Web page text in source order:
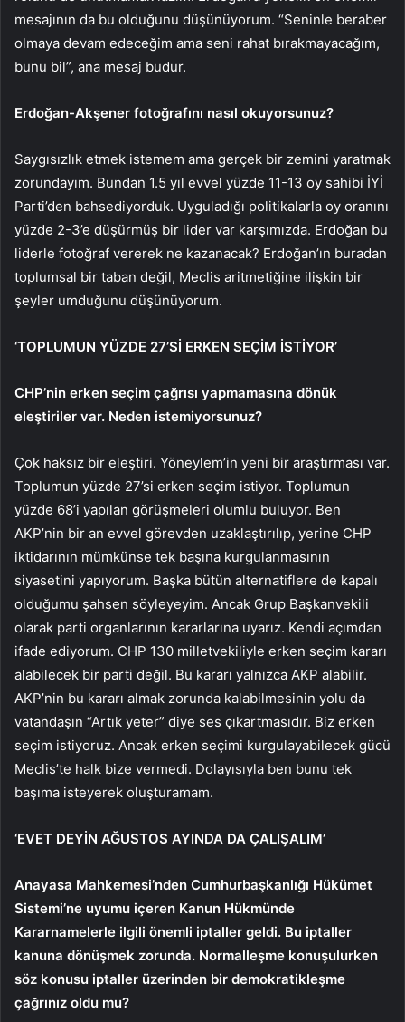
mesajının da bu olduğunu düşünüyorum. “Seninle beraber
olmaya devam edeceğim ama seni rahat bırakmayacağım,
bunu bil”, ana mesaj budur.
Erdoğan-Akşener fotoğrafını nasıl okuyorsunuz?
Saygısızlık etmek istemem ama gerçek bir zemini yaratmak
zorundayım. Bundan 1.5 yıl evvel yüzde 11-13 oy sahibi İYİ
Parti’den bahsediyorduk. Uyguladığı politikalarla oy oranını
yüzde 2-3’e düşürmüş bir lider var karşımızda. Erdoğan bu
liderle fotoğraf vererek ne kazanacak? Erdoğan’ın buradan
toplumsal bir taban değil, Meclis aritmetiğine ilişkin bir
şeyler umduğunu düşünüyorum.
‘TOPLUMUN YÜZDE 27’Sİ ERKEN SEÇİM İSTİYOR’
CHP’nin erken seçim çağrısı yapmamasına dönük
eleştiriler var. Neden istemiyorsunuz?
Çok haksız bir eleştiri. Yöneylem’in yeni bir araştırması var.
Toplumun yüzde 27’si erken seçim istiyor. Toplumun
yüzde 68’i yapılan görüşmeleri olumlu buluyor. Ben
AKP’nin bir an evvel görevden uzaklaştırılıp, yerine CHP
iktidarının mümkünse tek başına kurgulanmasının
siyasetini yapıyorum. Başka bütün alternatiflere de kapalı
olduğumu şahsen söyleyeyim. Ancak Grup Başkanvekili
olarak parti organlarının kararlarına uyarız. Kendi açımdan
ifade ediyorum. CHP 130 milletvekiliyle erken seçim kararı
alabilecek bir parti değil. Bu kararı yalnızca AKP alabilir.
AKP’nin bu kararı almak zorunda kalabilmesinin yolu da
vatandaşın “Artık yeter” diye ses çıkartmasıdır. Biz erken
seçim istiyoruz. Ancak erken seçimi kurgulayabilecek gücü
Meclis’te halk bize vermedi. Dolayısıyla ben bunu tek
başıma isteyerek oluşturamam.
‘EVET DEYİN AĞUSTOS AYINDA DA ÇALIŞALIM’
Anayasa Mahkemesi’nden Cumhurbaşkanlığı Hükümet
Sistemi’ne uyumu içeren Kanun Hükmünde
Kararnamelerle ilgili önemli iptaller geldi. Bu iptaller
kanuna dönüşmek zorunda. Normalleşme konuşulurken
söz konusu iptaller üzerinden bir demokratikleşme
çağrınız oldu mu?